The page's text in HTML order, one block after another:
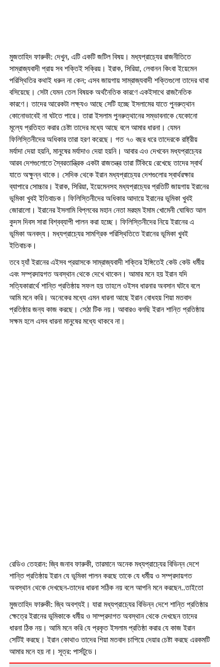
মুজতাহিদ ফারুকী: দেখুন, এটি একটি জটিল বিষয়। মধ্যপ্রাচ্যের রাজনীতিতে
সাম্রাজ্যবাদী প্রায় সব শক্তিই সক্রিয়। ইরাক, সিরিয়া, লেবানন কিংবা ইয়েমেন
পরিস্থিতির কথাই ধরুন না কেন; এসব জায়গায় সাম্রাজ্যবাদী শক্তিগুলো তাদের থাবা
বসিয়েছে। সেটা যেমন তেল বিষয়ক অর্থনৈতিক কারণে একইসাথে রাজনৈতিক
কারণে। তাদের আরেকটা লক্ষ্যও আছে সেটি হচ্ছে ইসলামের যাতে পুনরুত্থান
কোনোভাবেই না ঘটতে পারে। তারা ইসলাম পুনরুত্থানের সম্ভাবনাকে যেকোনো
মূল্যে প্রতিহত করার চেষ্টা তাদের মধ্যে আছে বলে আমার ধারনা। যেমন
ফিলিস্তিনীদের অধিকার তারা হরণ করেছে। গত ৭০ বছর ধরে তাদেরকে রাষ্ট্রীয়
মর্যাদা দেয়া হয়নি, মানুষের মর্যাদাও দেয়া হয়নি। আবার এও দেখবেন মধ্যপ্রাচ্যের
আরব দেশগুলোতে স্বৈরতান্ত্রিক একটা রাজতন্ত্র তারা টিকিয়ে রেখেছে তাদের স্বার্থ
যাতে অক্ষুন্ন থাকে। সেদিক থেকে ইরান মধ্যপ্রাচ্যের দেশগুলোর স্বার্থরক্ষার
ব্যাপারে সোচ্চার। ইরাক, সিরিয়া,ইয়েমেনসহ মধ্যপ্রাচ্যের প্রতিটি জায়গায় ইরানের
ভূমিকা খুবই ইতিবাচক। ফিলিস্তিনীদের অধিকার আদায়ে ইরানের ভূমিকা খুবই
জোরালো। ইরানের ইসলামি বিপ্লবের মহান নেতা মরহুম ইমাম খোমেনী ঘোষিত আল
কুদস দিবস সারা বিশ্বব্যাপী পালন করা হচ্ছে। ফিলিস্তিনীদের নিয়ে ইরানের এ
ভূমিকা অনবদ্য। মধ্যপ্রাচ্যের সামগ্রিক পরিস্থিতিতে ইরানের ভূমিকা খুবই
ইতিবাচক।
তবে হ্যাঁ ইরানের এইসব প্রয়াসকে সাম্রাজ্যবাদী শক্তির ইঙ্গিতেই কেউ কেউ ধর্মীয়
এবং সম্প্রদায়গত অবস্থান থেকে দেখে থাকেন। আমার মনে হয় ইরান যদি
সত্যিকারার্থে শান্তি প্রতিষ্ঠায় সফল হয় তাহলে ওইসব ধারনার অবসান ঘটবে বলে
আমি মনে করি। অনেকের মধ্যে এমন ধারনা আছে ইরান বোধহয় শিয়া মতবাদ
প্রতিষ্ঠার জন্য কাজ করছে। সেঠা টিক নয়। আবারও বলছি ইরান শান্তি প্রতিষ্ঠায়
সক্ষম হলে এসব ধারনা মানুষের মধ্যে থাকবে না।
রেডিও তেহরান: জ্বি জনাব ফারুকী,তারমানে অনেক মধ্যপ্রাচ্যের বিভিন্ন দেশে
শান্তি প্রতিষ্ঠায় ইরান যে ভূমিকা পালন করছে তাকে যে ধর্মীয় ও সম্প্রদায়গত
অবস্থান থেকে দেখছেন-তাদের ধারনা সঠিক নয় বলে আপনি মনে করছেন..তাইতো
মুজতাহিদ ফারুকী: জ্বি অবশ্যই। যারা মধ্যপ্রাচ্যের বিভিন্ন দেশে শান্তি প্রতিষ্ঠার
ক্ষেত্রে ইরানের ভূমিকাকে ধর্মীয় ও সাম্প্রদাগত অবস্থান থেকে দেখছেন তাদের
ধারনা ঠিক নয়। আমি মনে করি যে প্রকৃত ইসলাম প্রতিষ্ঠা করার যে কাজ ইরান
সেটিই করছে। ইরান কোথাও তাদের শিয়া মতবাদ চাপিয়ে দেয়ার চেষ্টা করছে এরকমটি
আমার মনে হয় না। সূত্র: পার্সটুডে।